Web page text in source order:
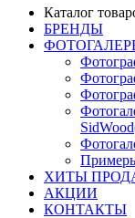
Каталог
БРЕНДЫ
ХИТЫ
АКЦИИ
КОНТАКТЫ